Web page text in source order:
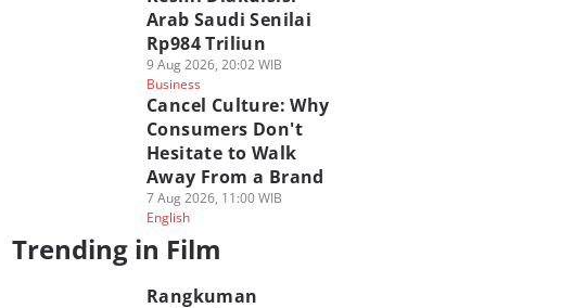
Arab Saudi Senilai
Rp984 Triliun
9 Aug 2026, 20:02 WIB
Business
Cancel Culture: Why
Consumers Don't
Hesitate to Walk
Away From a Brand
7 Aug 2026, 11:00 WIB
English
Trending in Film
Rangkuman